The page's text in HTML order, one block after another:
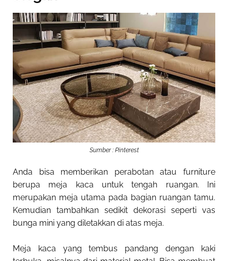
Sumber : Pinterest
Anda bisa memberikan perabotan atau furniture
berupa meja kaca untuk tengah ruangan. Ini
merupakan meja utama pada bagian ruangan tamu.
Kemudian tambahkan sedikit dekorasi seperti vas
bunga mini yang diletakkan di atas meja.
Meja kaca yang tembus pandang dengan kaki